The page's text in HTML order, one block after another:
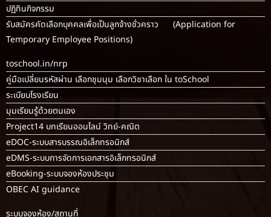
ปฏิทินกิจกรรม
รับสมัครคัดเลือกบุคคลเพื่อเป็นลูกจ้างชั่วคราว (Application for
Temporary Employee Positions)
toschool.in/nrp
คู่มือเปลี่ยนรหัสผ่าน เลือกชุมนุม เลือกวิชาเลือก ใน toSchool
ระเบียบโรงเรียน
มุมเรียนรู้ด้วยตนเอง
Project14 บทเรียนออนไลน์ วิทย์-คณิต
eDOC-ระบบสารบรรณอิเล็กทรอนิกส์
eDMS-ระบบการจัดการเอกสารอิเล็กทรอนิกส์
eBooking-ระบบจองห้องประชุม
OBEC AI guidance
ระบบจองห้อง/สถานที่